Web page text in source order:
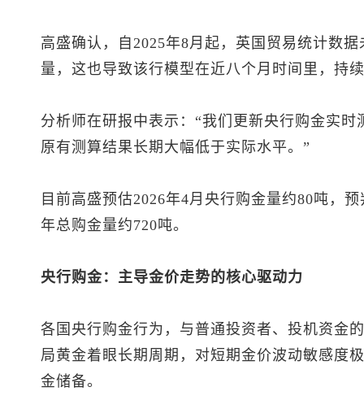
高盛确认，自2025年8月起，英国贸易统计数
量，这也导致该行模型在近八个月时间里，持
分析师在研报中表示：“我们更新央行购金实
原有测算结果长期大幅低于实际水平。”
目前高盛预估2026年4月央行购金量约80吨，
年总购金量约720吨。
央行购金：主导金价走势的核心驱动力
各国央行购金行为，与普通投资者、投机资金
局黄金着眼长期周期，对短期金价波动敏感度
金储备。